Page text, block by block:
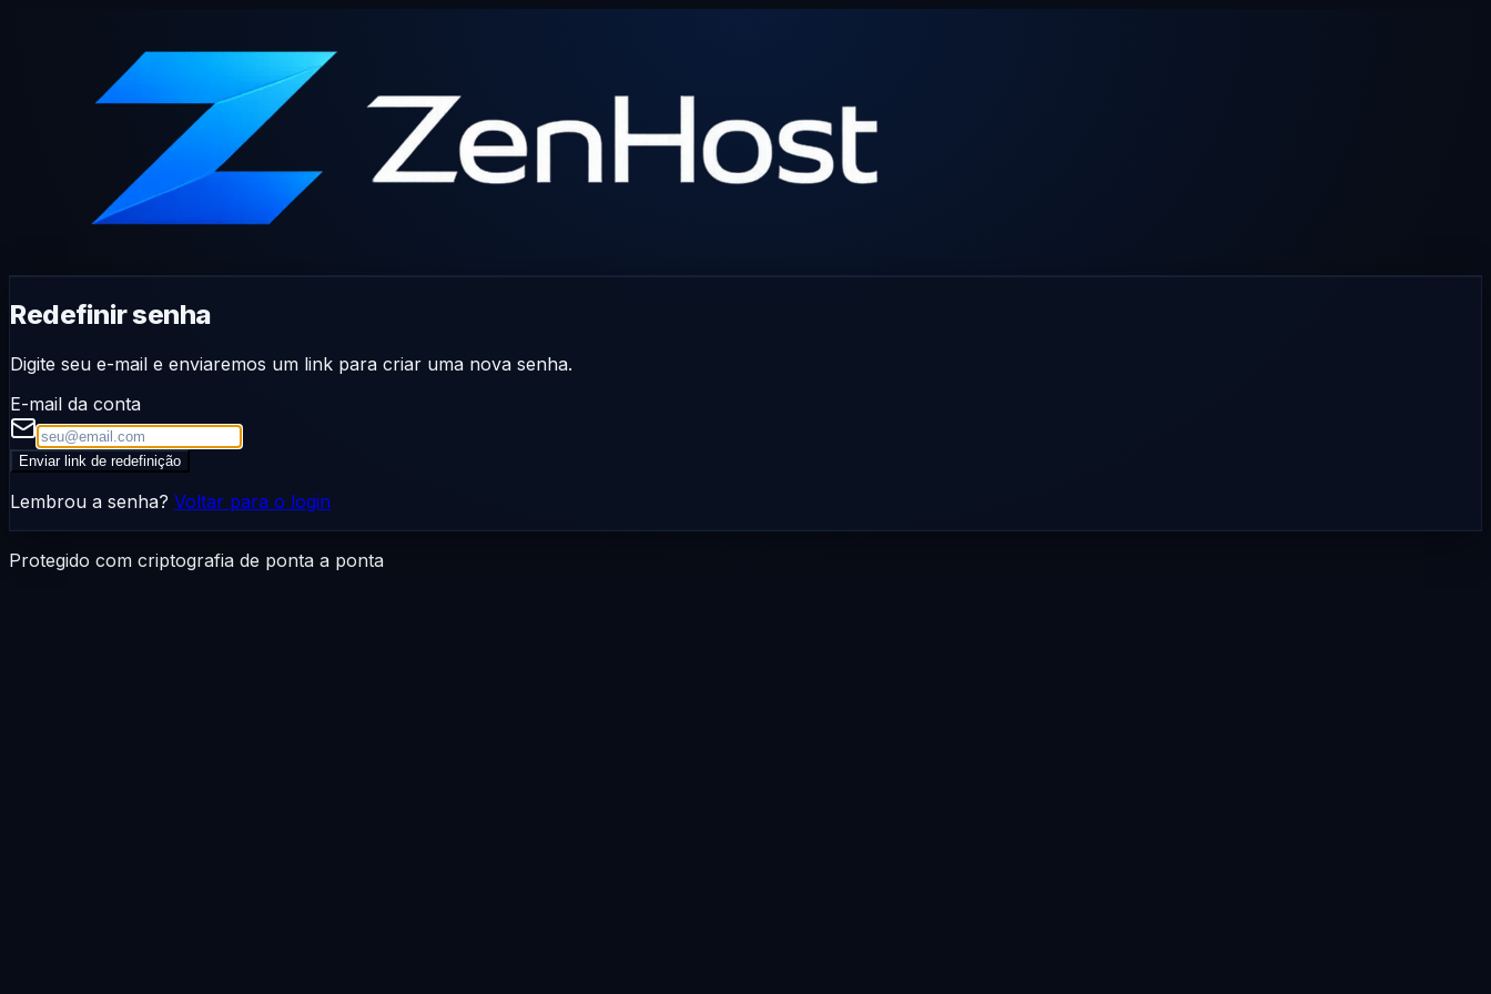
Redefinir senha
Digite seu e-mail e enviaremos um link para criar uma nova senha.
E-mail da conta
Enviar link de redefinição
Lembrou a senha? Voltar para o login
Protegido com criptografia de ponta a ponta